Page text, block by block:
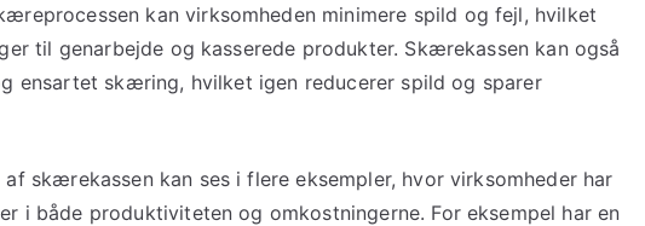
kan virksomheden minimere spild og fejl, hvilket
til genarbejde og kasserede produkter. Skærekassen kan også
ensartet skæring, hvilket igen reducerer spild og sparer
skærekassen kan ses i flere eksempler, hvor virksomheder har
i både produktiviteten og omkostningerne. For eksempel har en